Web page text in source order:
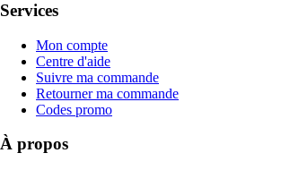
Services
Mon compte
Centre d'aide
Suivre ma commande
Retourner ma commande
Codes promo
À propos